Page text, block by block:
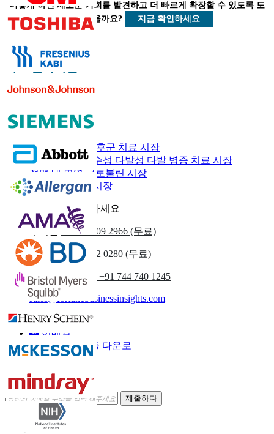
지금 맞춤 설정
어떻게 하면 새로운 기회를 발견하고 더 빠르게 확장할 수 있도록 도
울 수 있을까요?
지금 확인하세요
의료 클라이언트
관련된 보고서
길 라인-바레 증후군 치료 시장
만성 염증성 탈수성 다발성 다발 병증 치료 시장
정맥 내 면역 글로불린 시장
면역 글로불린 시장
우리에게 연락하세요
우리를 +1 833 909 2966 (무료)
영국 +44 808 502 0280 (무료)
(아시아 태평양) +91 744 740 1245
sales@fortunebusinessinsights.com
부르다
이메일
샘플 다운로
드
뉴스레터 구독
제출하다
신뢰하다 온라인